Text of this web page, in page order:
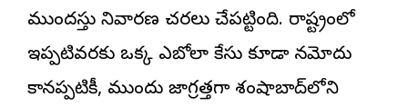
ముందస్తు నివారణ చర్యలు చేపట్టింది. రాష్ట్రంలో
ఇప్పటివరకు ఒక్క ఎబోలా కేసు కూడా నమోదు
కానప్పటికీ, ముందు జాగ్రత్తగా శంషాబాద్‌లోని